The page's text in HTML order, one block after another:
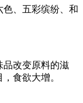
、五彩缤纷、和
改变原料的滋
食欲大增。